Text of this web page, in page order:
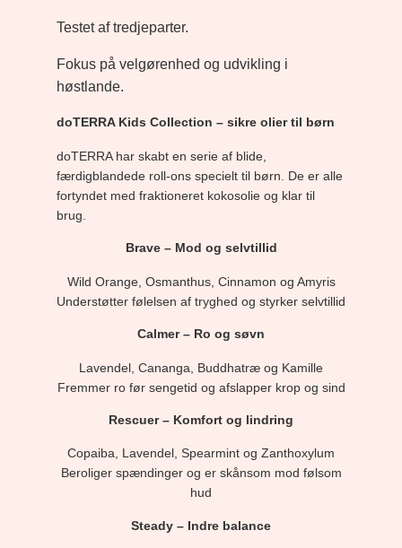
Testet af tredjeparter.
Fokus på velgørenhed og udvikling i
høstlande.
doTERRA Kids Collection – sikre olier til børn
doTERRA har skabt en serie af blide,
færdigblandede roll-ons specielt til børn. De er alle
fortyndet med fraktioneret kokosolie og klar til
brug.
Brave – Mod og selvtillid
Wild Orange, Osmanthus, Cinnamon og Amyris
Understøtter følelsen af tryghed og styrker selvtillid
Calmer – Ro og søvn
Lavendel, Cananga, Buddhatræ og Kamille
Fremmer ro før sengetid og afslapper krop og sind
Rescuer – Komfort og lindring
Copaiba, Lavendel, Spearmint og Zanthoxylum
Beroliger spændinger og er skånsom mod følsom
hud
Steady – Indre balance